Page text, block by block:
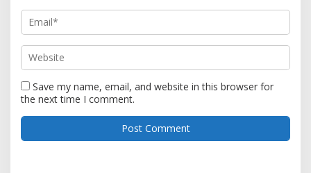
Save my name, email, and website in this browser for
the next time I comment.